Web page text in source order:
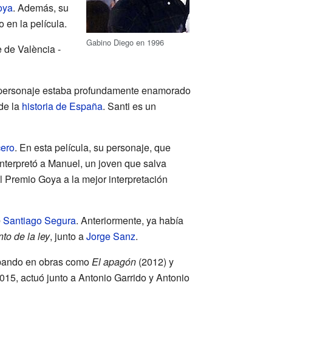
Gabino Diego en 1996
. Además, su
en la película.
de València -
estaba profundamente enamorado
la historia de España. Santi es un
. En esta película, su personaje, que
a Manuel, un joven que salva
Goya a la mejor interpretación
Santiago Segura. Anteriormente, ya había
de la ley, junto aJorge Sanz.
en obras comoEl apagón(2012) y
actuó junto a Antonio Garrido y Antonio